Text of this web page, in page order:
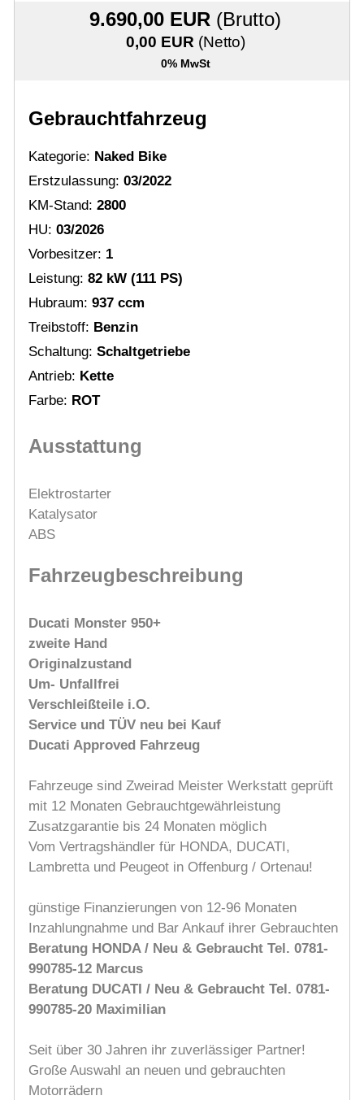
Datenschutz
Gebrauchtwagen-Verkaufsbedingungen
9.690,00 EUR (Brutto)
0,00 EUR (Netto)
0% MwSt
Gebrauchtfahrzeug
Kategorie: Naked Bike
Erstzulassung: 03/2022
KM-Stand: 2800
HU: 03/2026
Vorbesitzer: 1
Leistung: 82 kW (111 PS)
Hubraum: 937 ccm
Treibstoff: Benzin
Schaltung: Schaltgetriebe
Antrieb: Kette
Farbe: ROT
Ausstattung
Elektrostarter
Katalysator
ABS
Fahrzeugbeschreibung
Ducati Monster 950+
zweite Hand
Originalzustand
Um- Unfallfrei
Verschleißteile i.O.
Service und TÜV neu bei Kauf
Ducati Approved Fahrzeug
Fahrzeuge sind Zweirad Meister Werkstatt geprüft
mit 12 Monaten Gebrauchtgewährleistung
Zusatzgarantie bis 24 Monaten möglich
Vom Vertragshändler für HONDA, DUCATI,
Lambretta und Peugeot in Offenburg / Ortenau!
günstige Finanzierungen von 12-96 Monaten
Inzahlungnahme und Bar Ankauf ihrer Gebrauchten
Beratung HONDA / Neu & Gebraucht Tel. 0781-
990785-12 Marcus
Beratung DUCATI / Neu & Gebraucht Tel. 0781-
990785-20 Maximilian
Seit über 30 Jahren ihr zuverlässiger Partner!
Große Auswahl an neuen und gebrauchten
Motorrädern